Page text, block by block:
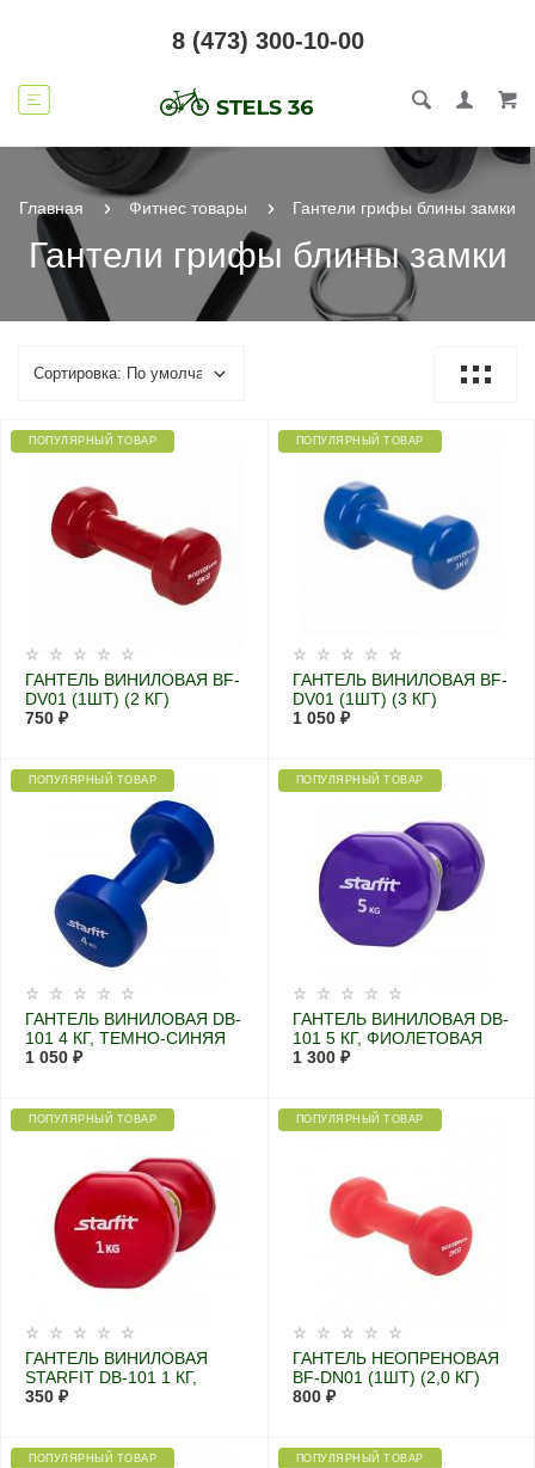
8 (473) 300-10-00
Главная Фитнес товары Гантели грифы блины замки
Гантели грифы блины замки
ПОПУЛЯРНЫЙ ТОВАР
ГАНТЕЛЬ ВИНИЛОВАЯ BF-
DV01 (1ШТ) (2 КГ)
750 ₽
ПОПУЛЯРНЫЙ ТОВАР
ГАНТЕЛЬ ВИНИЛОВАЯ BF-
DV01 (1ШТ) (3 КГ)
1 050 ₽
ПОПУЛЯРНЫЙ ТОВАР
ГАНТЕЛЬ ВИНИЛОВАЯ DB-
101 4 КГ, ТЕМНО-СИНЯЯ
1 050 ₽
ПОПУЛЯРНЫЙ ТОВАР
ГАНТЕЛЬ ВИНИЛОВАЯ DB-
101 5 КГ, ФИОЛЕТОВАЯ
1 300 ₽
ПОПУЛЯРНЫЙ ТОВАР
ГАНТЕЛЬ ВИНИЛОВАЯ
STARFIT DB-101 1 КГ,
КРАСНАЯ (1 ШТ.)
350 ₽
ПОПУЛЯРНЫЙ ТОВАР
ГАНТЕЛЬ НЕОПРЕНОВАЯ
BF-DN01 (1ШТ) (2,0 КГ)
800 ₽
ПОПУЛЯРНЫЙ ТОВАР ПОПУЛЯРНЫЙ ТОВАР